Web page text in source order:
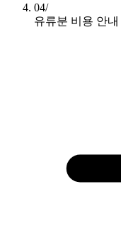
04/
유류분 비용 안내